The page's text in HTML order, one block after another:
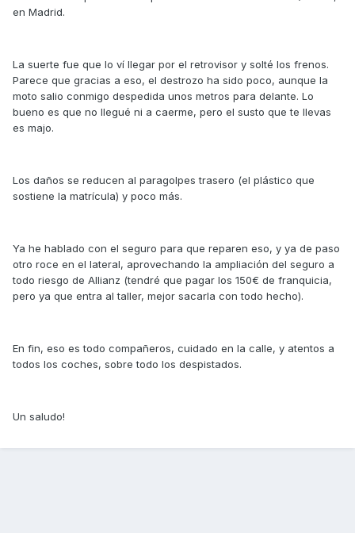
en Madrid.
La suerte fue que lo ví llegar por el retrovisor y solté los frenos.
Parece que gracias a eso, el destrozo ha sido poco, aunque la
moto salio conmigo despedida unos metros para delante. Lo
bueno es que no llegué ni a caerme, pero el susto que te llevas
es majo.
Los daños se reducen al paragolpes trasero (el plástico que
sostiene la matrícula) y poco más.
Ya he hablado con el seguro para que reparen eso, y ya de paso
otro roce en el lateral, aprovechando la ampliación del seguro a
todo riesgo de Allianz (tendré que pagar los 150€ de franquicia,
pero ya que entra al taller, mejor sacarla con todo hecho).
En fin, eso es todo compañeros, cuidado en la calle, y atentos a
todos los coches, sobre todo los despistados.
Un saludo!